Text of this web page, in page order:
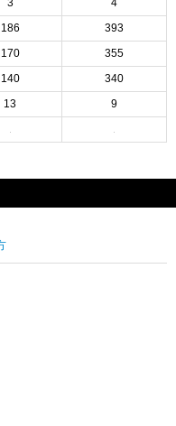
3 4
186 393
170 355
140 340
13 9